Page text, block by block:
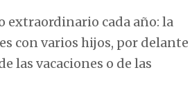
extraordinario cada año: la
con varios hijos, por delante
las vacaciones o de las